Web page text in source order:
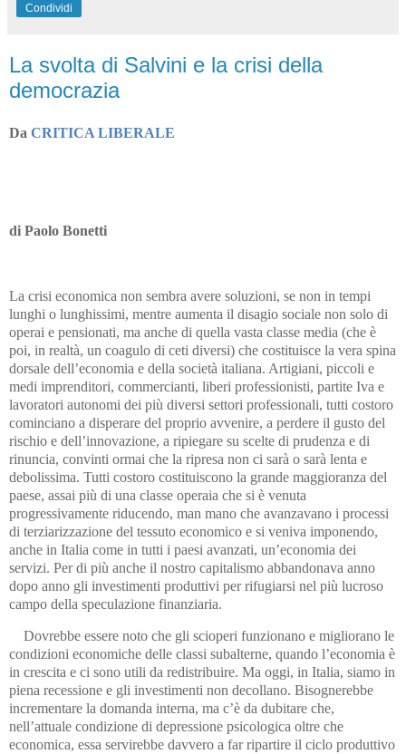
Condividi
La svolta di Salvini e la crisi della
democrazia
Da CRITICA LIBERALE
di Paolo Bonetti
La crisi economica non sembra avere soluzioni, se non in tempi
lunghi o lunghissimi, mentre aumenta il disagio sociale non solo di
operai e pensionati, ma anche di quella vasta classe media (che è
poi, in realtà, un coagulo di ceti diversi) che costituisce la vera spina
dorsale dell’economia e della società italiana. Artigiani, piccoli e
medi imprenditori, commercianti, liberi professionisti, partite Iva e
lavoratori autonomi dei più diversi settori professionali, tutti costoro
cominciano a disperare del proprio avvenire, a perdere il gusto del
rischio e dell’innovazione, a ripiegare su scelte di prudenza e di
rinuncia, convinti ormai che la ripresa non ci sarà o sarà lenta e
debolissima. Tutti costoro costituiscono la grande maggioranza del
paese, assai più di una classe operaia che si è venuta
progressivamente riducendo, man mano che avanzavano i processi
di terziarizzazione del tessuto economico e si veniva imponendo,
anche in Italia come in tutti i paesi avanzati, un’economia dei
servizi. Per di più anche il nostro capitalismo abbandonava anno
dopo anno gli investimenti produttivi per rifugiarsi nel più lucroso
campo della speculazione finanziaria.
Dovrebbe essere noto che gli scioperi funzionano e migliorano le
condizioni economiche delle classi subalterne, quando l’economia è
in crescita e ci sono utili da redistribuire. Ma oggi, in Italia, siamo in
piena recessione e gli investimenti non decollano. Bisognerebbe
incrementare la domanda interna, ma c’è da dubitare che,
nell’attuale condizione di depressione psicologica oltre che
economica, essa servirebbe davvero a far ripartire il ciclo produttivo